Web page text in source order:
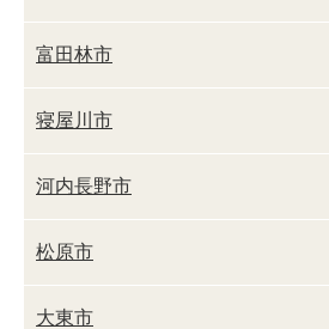
富田林市
寝屋川市
河内長野市
松原市
大東市